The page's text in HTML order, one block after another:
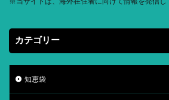
カテゴリー
知恵袋